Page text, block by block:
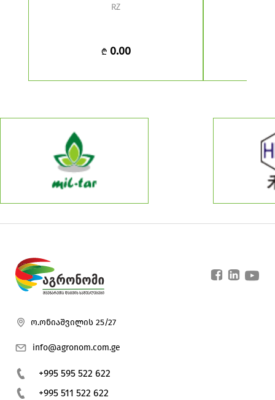
RZ
₾ 0.00
ო.ონიაშვილის 25/27
info@agronom.com.ge
+995 595 522 622
+995 511 522 622